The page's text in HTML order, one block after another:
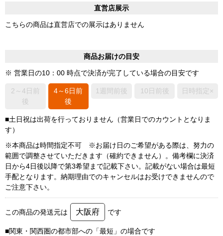
直営店展示
こちらの商品は直営店での展示はありません
商品お届けの目安
※ 営業日の10：00 時点で決済が完了している場合の目安です
2～4日前
後
4～6日前
後
1週間前後 10日前後 日時指定×
■土日祝は出荷を行っておりません（営業日でのカウントとなりま
す）
※本商品は時間指定不可 ※お届け日のご希望がある際は、努力の
範囲で調整させていただきます（確約できません）。備考欄に決済
日から4日後以降で第3希望まで記載下さい。記載がない場合は最短
手配となります。納期理由でのキャンセルはお受けできませんので
ご注意下さい。
この商品の発送元は 大阪府 です
■関東・関西圏の都市部への「最短」の場合です